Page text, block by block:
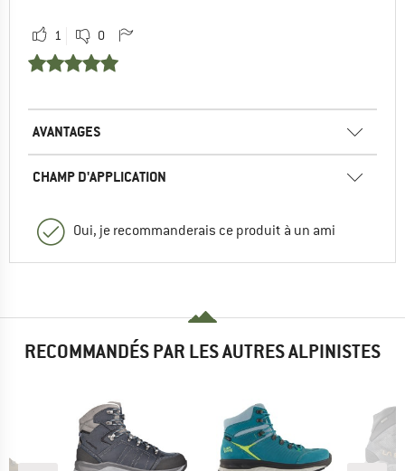
1 0
AVANTAGES
CHAMP D'APPLICATION
Oui, je recommanderais ce produit à un ami
RECOMMANDÉS PAR LES AUTRES ALPINISTES